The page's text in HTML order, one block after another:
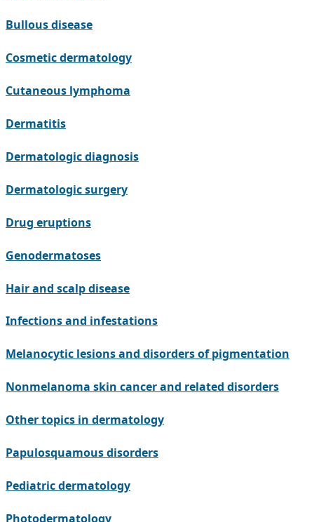
Bullous disease
Cosmetic dermatology
Cutaneous lymphoma
Dermatitis
Dermatologic diagnosis
Dermatologic surgery
Drug eruptions
Genodermatoses
Hair and scalp disease
Infections and infestations
Melanocytic lesions and disorders of pigmentation
Nonmelanoma skin cancer and related disorders
Other topics in dermatology
Papulosquamous disorders
Pediatric dermatology
Photodermatology